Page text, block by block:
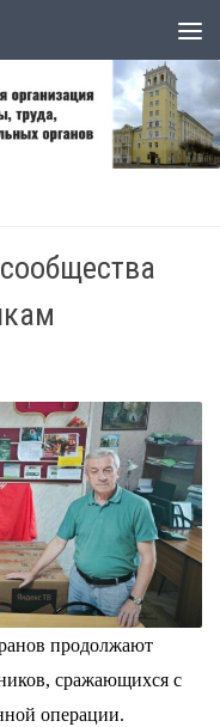
продолжают
сражающихся с
операции.